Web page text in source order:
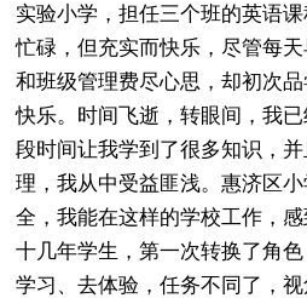
实验小学，担任三个班的英语
忙碌，但充实而快乐，尽管每
和班级管理费尽心思，却初次
快乐。时间飞逝，转眼间，我
段时间让我学到了很多知识，
理，我从中受益匪浅。惠济区
全，我能在这样的学校工作，
十几年学生，第一次转换了角
学习、去体验，任务不同了，